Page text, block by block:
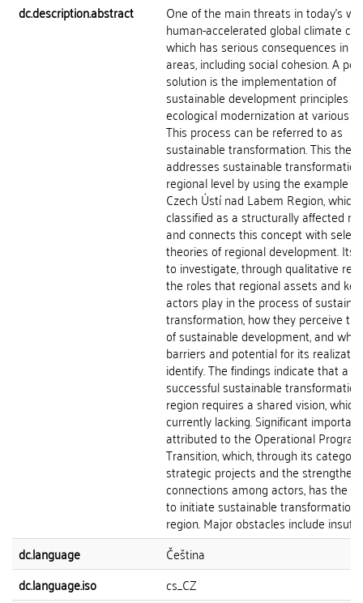
dc.description.abstract
One of the main threats in today's
human-accelerated global climate
which has serious consequences in
areas, including social cohesion. A
solution is the implementation of
sustainable development principles
ecological modernization at various
This process can be referred to as
sustainable transformation. This
addresses sustainable
regional level by using the example
Czech Ústí nad Labem Region,
classified as a structurally affected
and connects this concept with
theories of regional development. Its
to investigate, through qualitative
the roles that regional assets and key
actors play in the process of
transformation, how they perceive
of sustainable development, and what
barriers and potential for its
identify. The findings indicate that a
successful sustainable
region requires a shared vision,
currently lacking. Significant
attributed to the Operational
Transition, which, through its
strategic projects and the
connections among actors, has the
to initiate sustainable transformation
region. Major obstacles include
dc.language
Čeština
dc.language.iso
cs_CZ